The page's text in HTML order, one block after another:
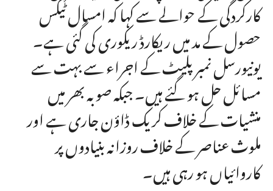
کارکردگی کے حوالے سے کہا کہ امسال ٹیکس
حصول کے مد میں ریکارڈ ریکوری کی گئی ہے۔
یونیورسل نمبر پلیٹ کے اجراء سے بہت سے
مسائل حل ہو گئے ہیں۔ جبکہ صوبہ بھر میں
منشیات کے خلاف کریک ڈاؤن جاری ہے اور
ملوث عناصر کے خلاف روزانہ بنیادوں پر
کاروائیاں ہو رہی ہیں۔